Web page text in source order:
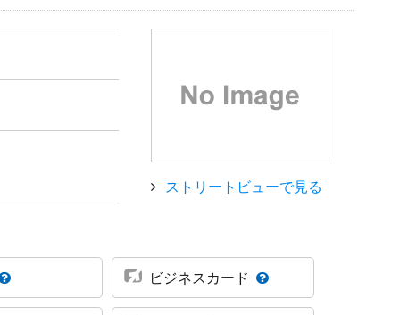
ストリートビューで見る
ビジネスカード